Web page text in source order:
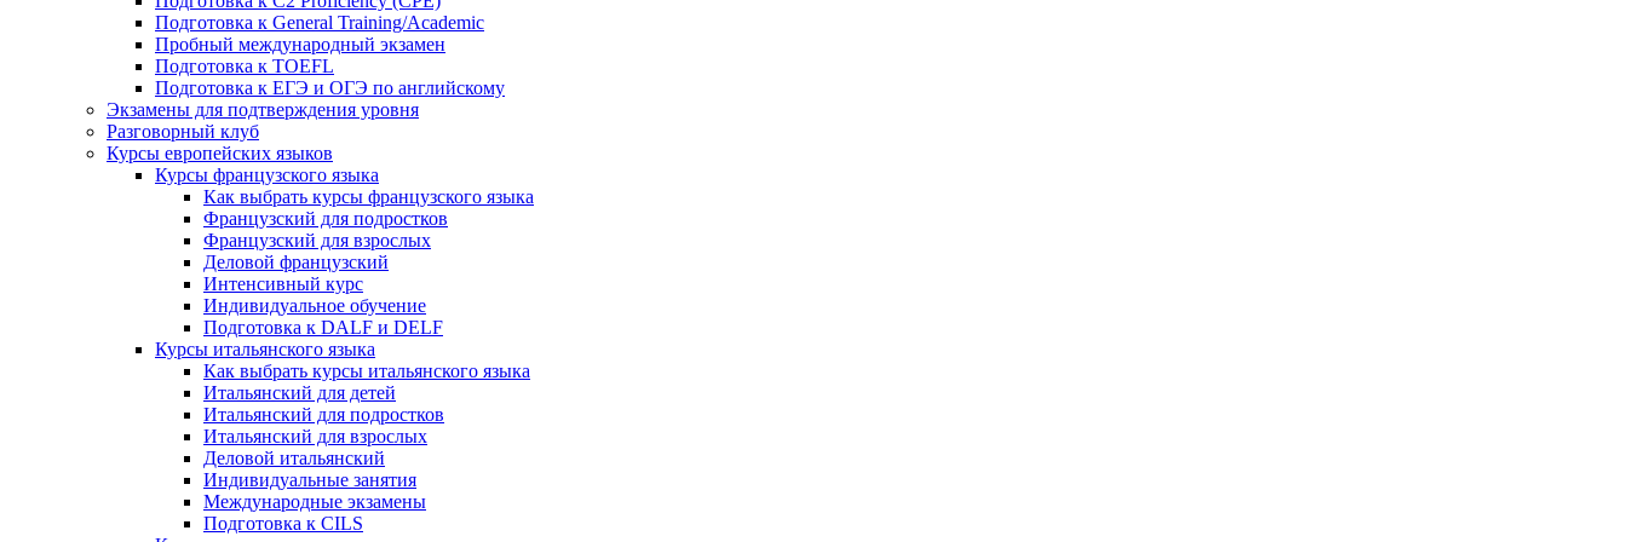
Подготовка к General Training/Academic
Пробный международный экзамен
Подготовка к TOEFL
Подготовка к ЕГЭ и ОГЭ по английскому
Экзамены для подтверждения уровня
Разговорный клуб
Курсы европейских языков
Курсы французского языка
Как выбрать курсы французского языка
Французский для подростков
Французский для взрослых
Деловой французский
Интенсивный курс
Индивидуальное обучение
Подготовка к DALF и DELF
Курсы итальянского языка
Как выбрать курсы итальянского языка
Итальянский для детей
Итальянский для подростков
Итальянский для взрослых
Деловой итальянский
Индивидуальные занятия
Международные экзамены
Подготовка к CILS